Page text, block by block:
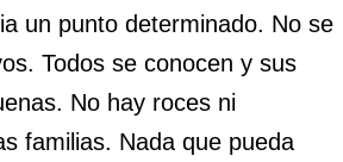
un punto determinado. No se
Todos se conocen y sus
No hay roces ni
familias. Nada que pueda